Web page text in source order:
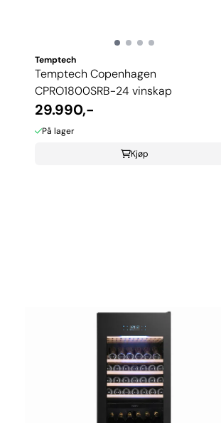
Temptech
Temptech Copenhagen
CPRO1800SRB-24 vinskap
29.990,-
På lager
Kjøp